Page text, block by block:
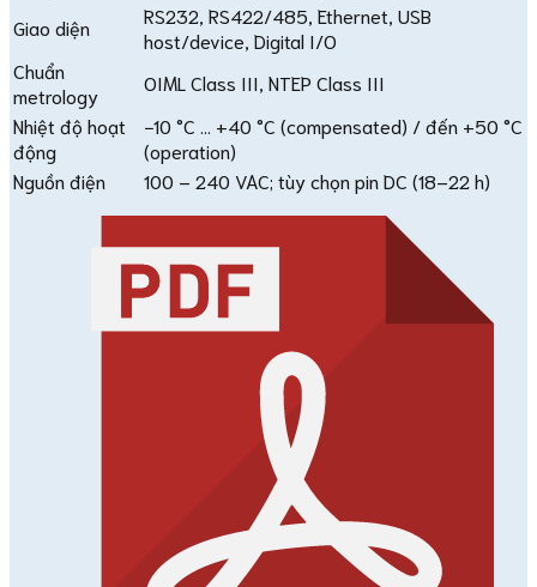
Giao diện
RS232, RS422/485, Ethernet, USB
host/device, Digital I/O
Chuẩn
metrology
OIML Class III, NTEP Class III
Nhiệt độ hoạt
động
−10 °C … +40 °C (compensated) / đến +50 °C
(operation)
Nguồn điện
100 – 240 VAC; tùy chọn pin DC (18–22 h)